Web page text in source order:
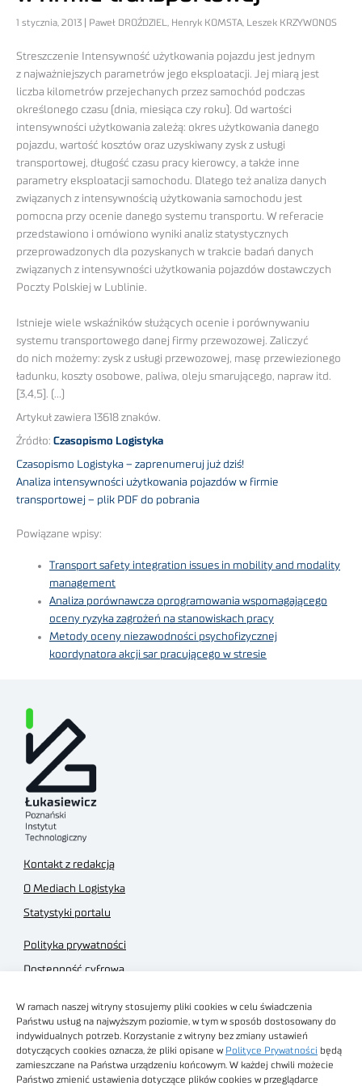
W ramach naszej witryny stosujemy pliki cookies w celu świadczenia
Państwu usług na najwyższym poziomie, w tym w sposób dostosowany do
indywidualnych potrzeb. Korzystanie z witryny bez zmiany ustawień
dotyczących cookies oznacza, że pliki opisane w Polityce Prywatności będą
zamieszczane na Państwa urządzeniu końcowym. W każdej chwili możecie
Państwo zmienić ustawienia dotyczące plików cookies w przeglądarce
1 stycznia, 2013 | Paweł DROŹDZIEL, Henryk KOMSTA, Leszek KRZYWONOS
Streszczenie Intensywność użytkowania pojazdu jest jednym
z najważniejszych parametrów jego eksploatacji. Jej miarą jest
liczba kilometrów przejechanych przez samochód podczas
określonego czasu (dnia, miesiąca czy roku). Od wartości
intensywności użytkowania zależą: okres użytkowania danego
pojazdu, wartość kosztów oraz uzyskiwany zysk z usługi
transportowej, długość czasu pracy kierowcy, a także inne
parametry eksploatacji samochodu. Dlatego też analiza danych
związanych z intensywnością użytkowania samochodu jest
pomocna przy ocenie danego systemu transportu. W referacie
przedstawiono i omówiono wyniki analiz statystycznych
przeprowadzonych dla pozyskanych w trakcie badań danych
związanych z intensywności użytkowania pojazdów dostawczych
Poczty Polskiej w Lublinie.
Istnieje wiele wskaźników służących ocenie i porównywaniu
systemu transportowego danej firmy przewozowej. Zaliczyć
do nich możemy: zysk z usługi przewozowej, masę przewiezionego
ładunku, koszty osobowe, paliwa, oleju smarującego, napraw itd.
[3,4,5]. (…)
Artykuł zawiera 13618 znaków.
Źródło: Czasopismo Logistyka
Czasopismo Logistyka – zaprenumeruj już dziś!
Analiza intensywności użytkowania pojazdów w firmie
transportowej – plik PDF do pobrania
Powiązane wpisy:
Transport safety integration issues in mobility and modality
management
Analiza porównawcza oprogramowania wspomagającego
oceny ryzyka zagrożeń na stanowiskach pracy
Metody oceny niezawodności psychofizycznej
koordynatora akcji sar pracującego w stresie
Kontakt z redakcją
O Mediach Logistyka
Statystyki portalu
Polityka prywatności
Dostępność cyfrowa
Regulamin sklepu